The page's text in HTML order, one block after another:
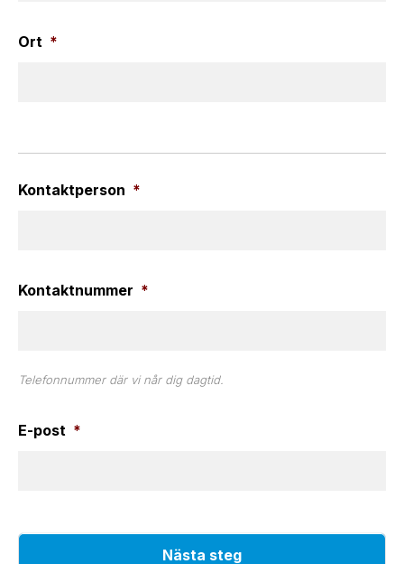
Ort *
Kontaktperson *
Kontaktnummer *
Telefonnummer där vi når dig dagtid.
E-post *